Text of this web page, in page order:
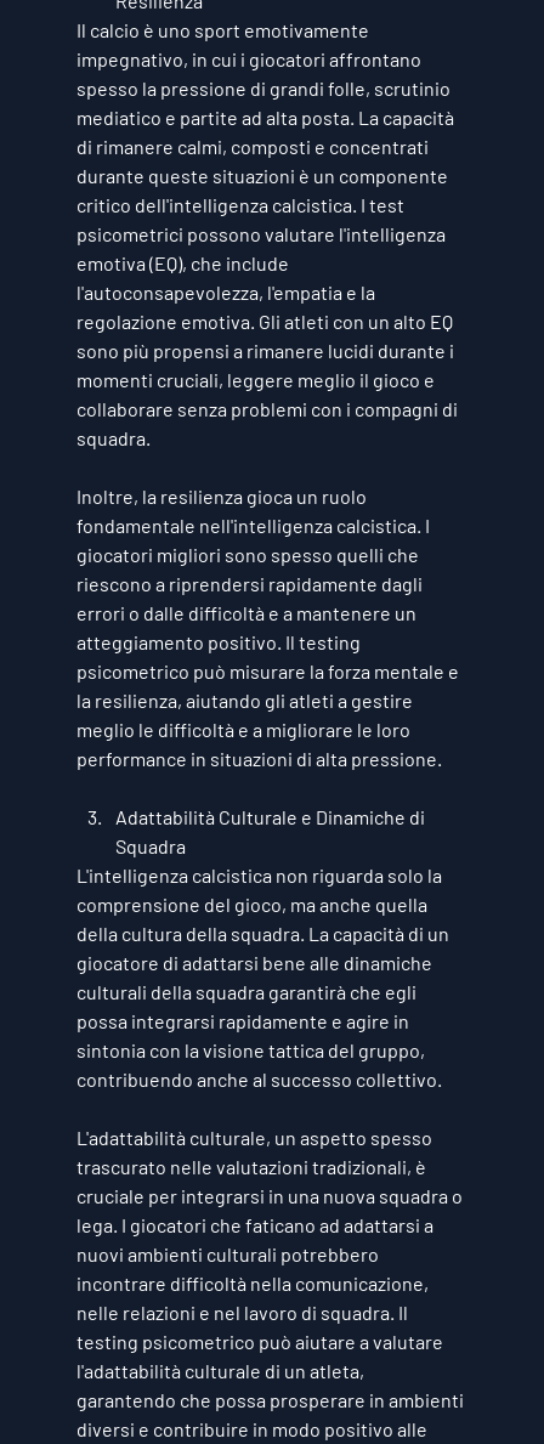
Il calcio è uno sport emotivamente
impegnativo, in cui i giocatori affrontano
spesso la pressione di grandi folle, scrutinio
mediatico e partite ad alta posta. La capacità
di rimanere calmi, composti e concentrati
durante queste situazioni è un componente
critico dell'intelligenza calcistica. I test
psicometrici possono valutare l'intelligenza
emotiva (EQ), che include
l'autoconsapevolezza, l'empatia e la
regolazione emotiva. Gli atleti con un alto EQ
sono più propensi a rimanere lucidi durante i
momenti cruciali, leggere meglio il gioco e
collaborare senza problemi con i compagni di
squadra.
Inoltre, la resilienza gioca un ruolo
fondamentale nell'intelligenza calcistica. I
giocatori migliori sono spesso quelli che
riescono a riprendersi rapidamente dagli
errori o dalle difficoltà e a mantenere un
atteggiamento positivo. Il testing
psicometrico può misurare la forza mentale e
la resilienza, aiutando gli atleti a gestire
meglio le difficoltà e a migliorare le loro
performance in situazioni di alta pressione.
Adattabilità Culturale e Dinamiche di
Squadra
L'intelligenza calcistica non riguarda solo la
comprensione del gioco, ma anche quella
della cultura della squadra. La capacità di un
giocatore di adattarsi bene alle dinamiche
culturali della squadra garantirà che egli
possa integrarsi rapidamente e agire in
sintonia con la visione tattica del gruppo,
contribuendo anche al successo collettivo.
L'adattabilità culturale, un aspetto spesso
trascurato nelle valutazioni tradizionali, è
cruciale per integrarsi in una nuova squadra o
lega. I giocatori che faticano ad adattarsi a
nuovi ambienti culturali potrebbero
incontrare difficoltà nella comunicazione,
nelle relazioni e nel lavoro di squadra. Il
testing psicometrico può aiutare a valutare
l'adattabilità culturale di un atleta,
garantendo che possa prosperare in ambienti
diversi e contribuire in modo positivo alle